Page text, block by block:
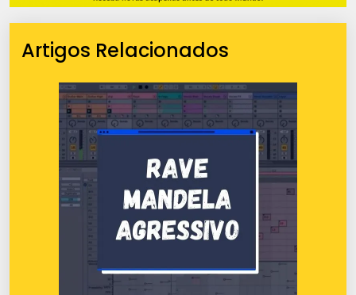
Artigos Relacionados